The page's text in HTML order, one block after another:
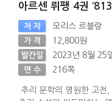
아르센 뤼팽 4권
저 자 모리스 르블랑
가 격 12,800원
발간일 2023년 8월 25
면 수 216쪽
추리 문학의 영원한 고전